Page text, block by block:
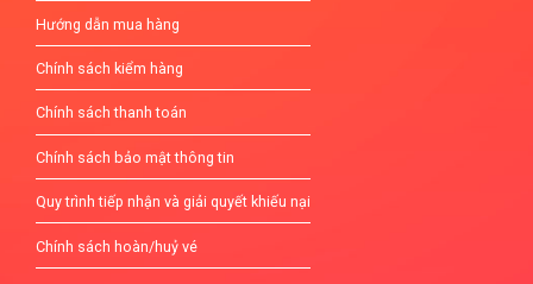
Hướng dẫn mua hàng
Chính sách kiểm hàng
Chính sách thanh toán
Chính sách bảo mật thông tin
Quy trình tiếp nhận và giải quyết khiếu nại
Chính sách hoàn/huỷ vé